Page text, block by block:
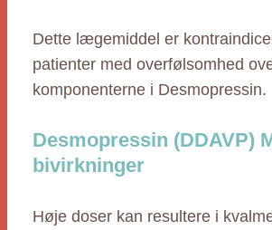
Dette lægemiddel er
patienter med overfølsomhed
komponenterne i Desmopressin.
Desmopressin (DDAVP)
bivirkninger
Høje doser kan resultere i